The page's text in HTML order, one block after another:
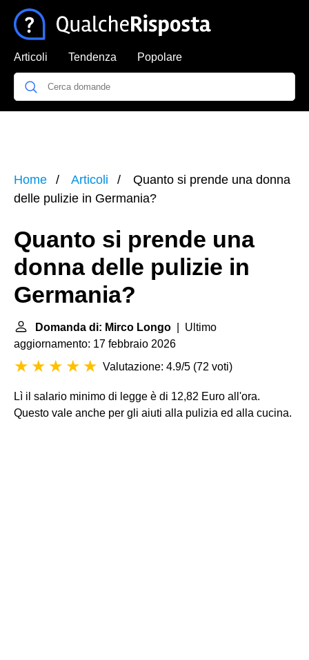
Articoli Tendenza Popolare
Home Articoli
Quanto si prende una donna
delle pulizie in Germania?
Quanto si prende una
donna delle pulizie in
Germania?
Domanda di: Mirco Longo | Ultimo
aggiornamento: 17 febbraio 2026
Valutazione: 4.9/5 (72 voti)
Lì il salario minimo di legge è di 12,82 Euro all'ora.
Questo vale anche per gli aiuti alla pulizia ed alla cucina.